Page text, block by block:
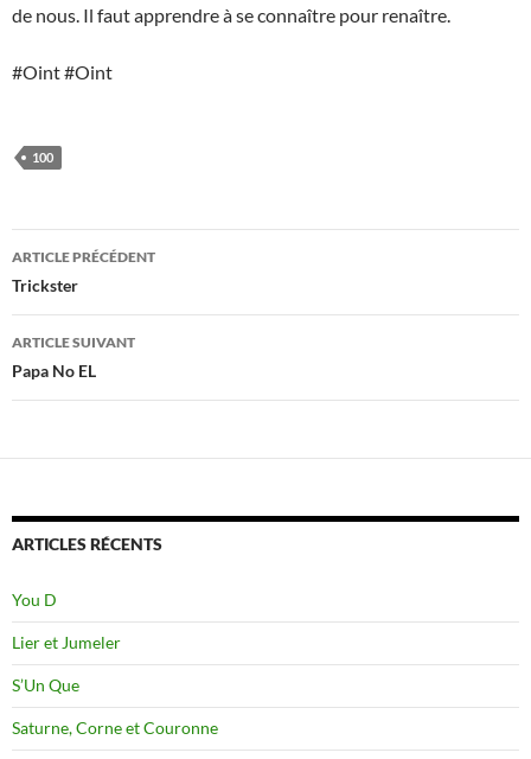
de nous. Il faut apprendre à se connaître pour renaître.
#Oint #Oint
100
Navigation
des
articles
ARTICLE PRÉCÉDENT
Trickster
ARTICLE SUIVANT
Papa No EL
ARTICLES RÉCENTS
You D
Lier et Jumeler
S’Un Que
Saturne, Corne et Couronne